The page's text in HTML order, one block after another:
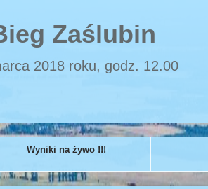
Zaślubin
2018 roku, godz. 12.00
Wyniki na żywo !!!